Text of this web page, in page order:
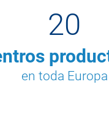
20
en toda Europa